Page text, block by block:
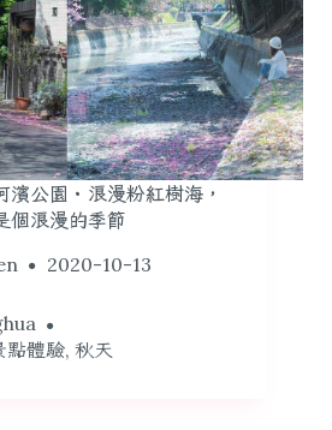
公園・浪漫粉紅樹海，
個浪漫的季節
2020-10-13
點體驗, 秋天